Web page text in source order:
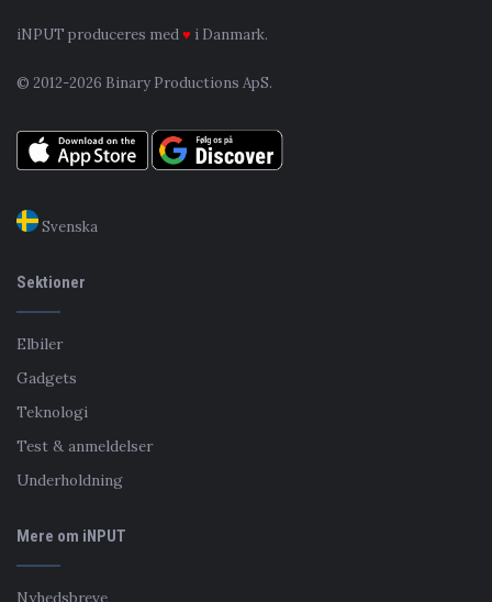
iNPUT produceres med♥ i Danmark.
© 2012-2026 Binary Productions ApS.
Svenska
Sektioner
Elbiler
Gadgets
Teknologi
Test & anmeldelser
Underholdning
Mere om iNPUT
Nyhedsbreve